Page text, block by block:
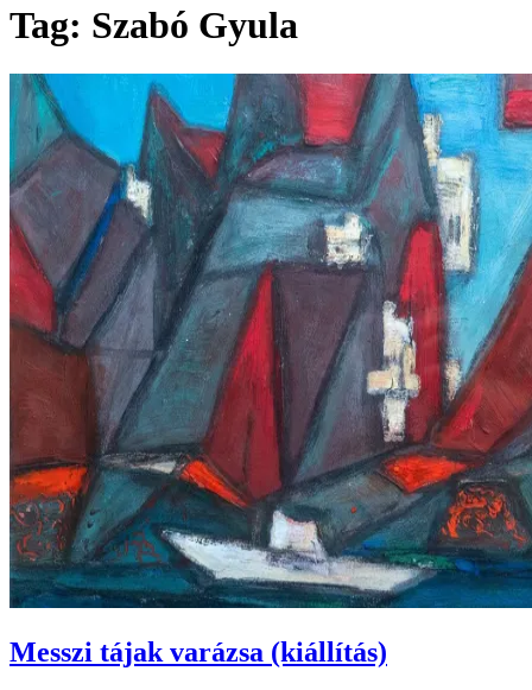
Tag: Szabó Gyula
Messzi tájak varázsa (kiállítás)